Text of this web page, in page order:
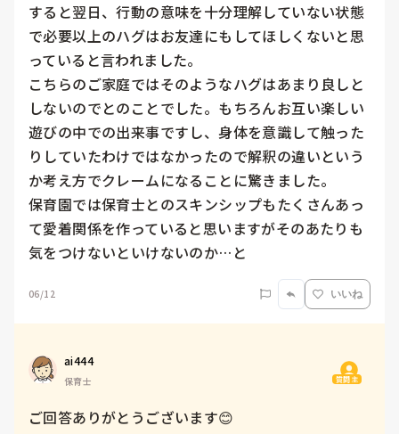
すると翌日、行動の意味を十分理解していない状態
で必要以上のハグはお友達にもしてほしくないと思
っていると言われました。
こちらのご家庭ではそのようなハグはあまり良しと
しないのでとのことでした。もちろんお互い楽しい
遊びの中での出来事ですし、身体を意識して触った
りしていたわけではなかったので解釈の違いという
か考え方でクレームになることに驚きました。
保育園では保育士とのスキンシップもたくさんあっ
て愛着関係を作っていると思いますがそのあたりも
気をつけないといけないのか…と
06/12 いいね
ai444
保育士 質問主
ご回答ありがとうございます😊